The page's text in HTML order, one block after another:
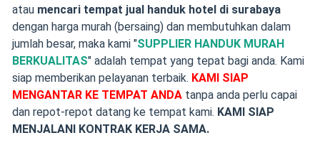
atau mencari tempat jual handuk hotel di surabaya
dengan harga murah (bersaing) dan membutuhkan dalam
jumlah besar, maka kami "SUPPLIER HANDUK MURAH
BERKUALITAS" adalah tempat yang tepat bagi anda. Kami
siap memberikan pelayanan terbaik. KAMI SIAP
MENGANTAR KE TEMPAT ANDAtanpa anda perlu capai
dan repot-repot datang ke tempat kami. KAMI SIAP
MENJALANI KONTRAK KERJA SAMA.